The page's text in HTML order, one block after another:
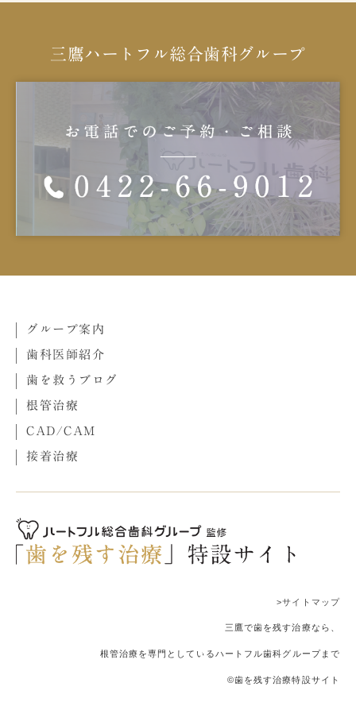
三鷹ハートフル総合歯科グループ
グループ案内
歯科医師紹介
歯を救うブログ
根管治療
CAD/CAM
接着治療
>サイトマップ
三鷹で歯を残す治療なら、
根管治療を専門としているハートフル歯科グループまで
©歯を残す治療特設サイト